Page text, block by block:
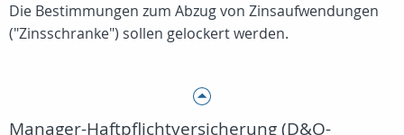
Die Bestimmungen zum Abzug von Zinsaufwendungen
("Zinsschranke") sollen gelockert werden.
Manager-Haftpflichtversicherung (D&O-